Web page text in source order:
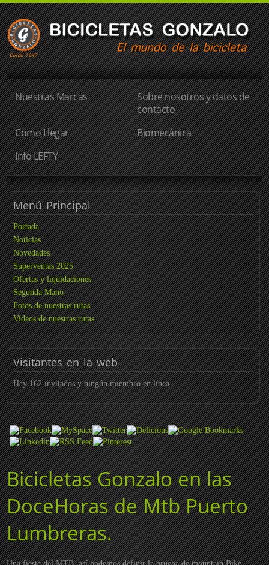
Nuestras Marcas
Sobre nosotros y datos de
contacto
Como Llegar
Biomecánica
Info LEFTY
MenúPrincipal
Portada
Noticias
Novedades
Superventas 2025
Ofertas y liquidaciones
Segunda Mano
Fotos de nuestras rutas
Videos de nuestras rutas
Visitantesen la web
Hay 162 invitados y ningún miembro en línea
Bicicletas Gonzalo en las
DoceHoras de Mtb Puerto
Lumbreras.